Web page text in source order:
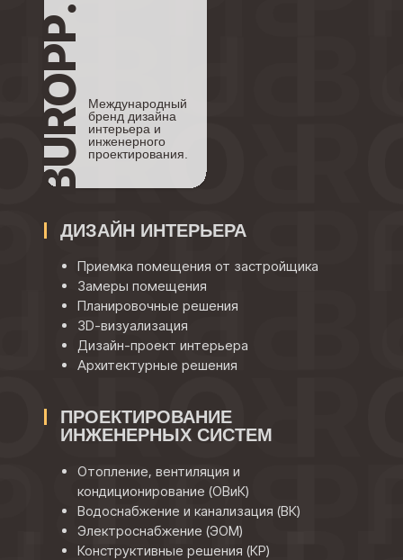
ДИЗАЙН ИНТЕРЬЕРА
Приемка помещения от застройщика
Замеры помещения
Планировочные решения
3D-визуализация
Дизайн-проект интерьера
Архитектурные решения
ПРОЕКТИРОВАНИЕ
ИНЖЕНЕРНЫХ СИСТЕМ
Отопление, вентиляция и
кондиционирование (ОВиК)
Водоснабжение и канализация (ВК)
Электроснабжение (ЭОМ)
Конструктивные решения (КР)
BUROPP.
Международный
бренд дизайна
интерьера и
инженерного
проектирования.